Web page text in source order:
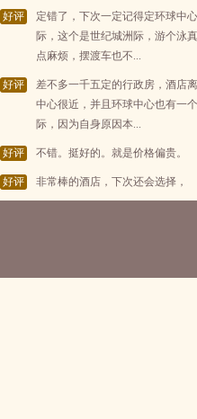
好评
定错了，下次一定记得定环球中
际，这个是世纪城洲际，游个泳
点麻烦，摆渡车也不...
好评
差不多一千五定的行政房，酒店
中心很近，并且环球中心也有一
际，因为自身原因本...
好评 不错。挺好的。就是价格偏贵。
好评 非常棒的酒店，下次还会选择，